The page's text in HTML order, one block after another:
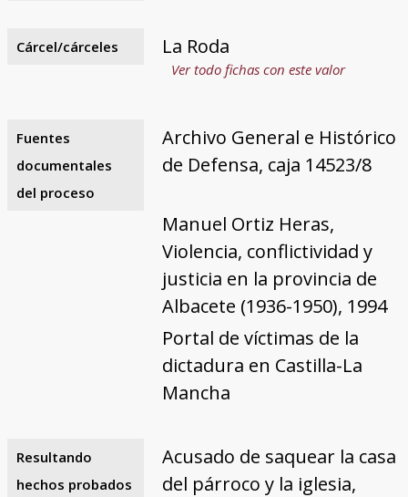
Cárcel/cárceles La Roda
Ver todo fichas con este valor
Fuentes
documentales
del proceso
Archivo General e Histórico
de Defensa, caja 14523/8
Manuel Ortiz Heras,
Violencia, conflictividad y
justicia en la provincia de
Albacete (1936-1950), 1994
Portal de víctimas de la
dictadura en Castilla-La
Mancha
Resultando
hechos probados
Acusado de saquear la casa
del párroco y la iglesia,